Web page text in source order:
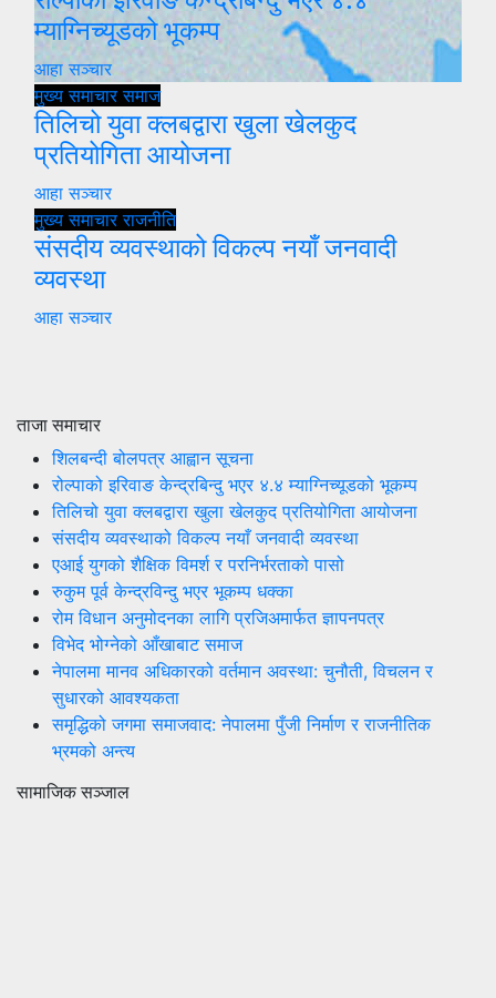
म्याग्निच्यूडको भूकम्प
आहा सञ्चार
मुख्य समाचारसमाज
तिलिचो युवा क्लबद्वारा खुला खेलकुद
प्रतियोगिता आयोजना
आहा सञ्चार
मुख्य समाचारराजनीति
संसदीय व्यवस्थाको विकल्प नयाँ जनवादी
व्यवस्था
आहा सञ्चार
ताजा समाचार
शिलबन्दी बोलपत्र आह्वान सूचना
रोल्पाको इरिवाङ केन्द्रबिन्दु भएर ४.४ म्याग्निच्यूडको भूकम्प
तिलिचो युवा क्लबद्वारा खुला खेलकुद प्रतियोगिता आयोजना
संसदीय व्यवस्थाको विकल्प नयाँ जनवादी व्यवस्था
एआई युगको शैक्षिक विमर्श र परनिर्भरताको पासो
रुकुम पूर्व केन्द्रविन्दु भएर भूकम्प धक्का
रोम विधान अनुमोदनका लागि प्रजिअमार्फत ज्ञापनपत्र
विभेद भोग्नेको आँखाबाट समाज
नेपालमा मानव अधिकारको वर्तमान अवस्था: चुनौती, विचलन र
सुधारको आवश्यकता
समृद्धिको जगमा समाजवाद: नेपालमा पुँजी निर्माण र राजनीतिक
भ्रमको अन्त्य
सामाजिक सञ्जाल